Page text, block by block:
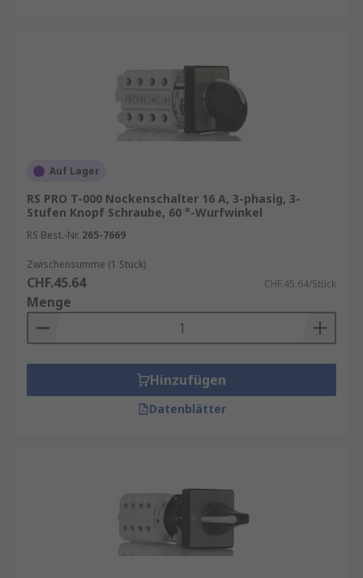
Auf Lager
RS PRO T-000 Nockenschalter 16 A, 3-phasig, 3-
Stufen Knopf Schraube, 60 °-Wurfwinkel
RS Best.-Nr. 265-7669
Zwischensumme (1 Stück)
CHF.45.64 CHF.45.64/Stück
Menge
Hinzufügen
Datenblätter